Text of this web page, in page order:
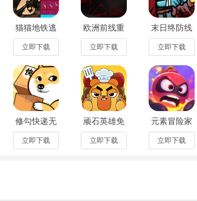
你的进攻和防守能力。当然，找部落的时候要找好
部落就是一个团体，找一个好的团体还是非常重要
之后就要积极参加部落战，因为部落战才能真正的
，但是你可以主动向首领提出来，一般的首领都喜
到首领的看重，拥有职位什么的(部落战胜利也能获
能平掉自己对应匹配的对手。
猫猫地铁逃
生去广告版
v1.0.2最新
版
立即下载
欧洲前线重
置安卓中文
版1.2最新版
立即下载
末日终防线
小游戏免广
告版v1.0最
新版
立即下载
修勾快递无
限金币版
v2.1.8最新
版
立即下载
顽石英雄免
广告版游戏
1.0.2安卓版
立即下载
元素冒险家
手游去广告
版v1.12.2最
新版
立即下载